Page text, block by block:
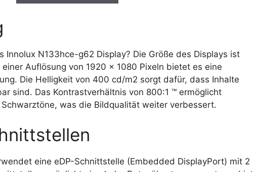
Innolux N133hce-g62 Display? Die Größe des Displays ist
Auflösung von 1920 x 1080 Pixeln bietet es eine
Die Helligkeit von 400 cd/m2 sorgt dafür, dass Inhalte
sind. Das Kontrastverhältnis von 800:1 ™ ermöglicht
was die Bildqualität weiter verbessert.
eine eDP-Schnittstelle (Embedded DisplayPort) mit 2